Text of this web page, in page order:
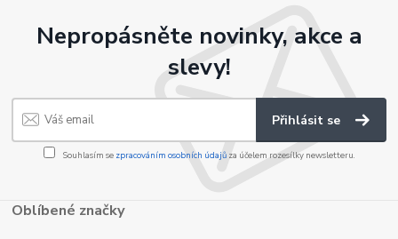
Nepropásněte novinky, akce a
slevy!
Přihlásit se
Souhlasím se zpracováním osobních údajůza účelem rozesílky newsletteru.
Oblíbené značky